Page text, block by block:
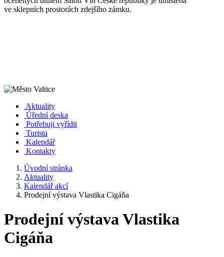
ve sklepních prostorách zdejšího zámku.
Aktuality
Úřední deska
Potřebuji vyřídit
Turista
Kalendář
Kontakty
Úvodní stránka
Aktuality
Kalendář akcí
Prodejní výstava Vlastika Cigáňa
Prodejní výstava Vlastika
Cigáňa